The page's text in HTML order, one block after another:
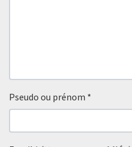
Pseudo ou prénom *